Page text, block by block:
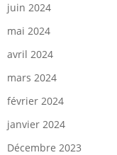
juin 2024
mai 2024
avril 2024
mars 2024
février 2024
janvier 2024
Décembre 2023